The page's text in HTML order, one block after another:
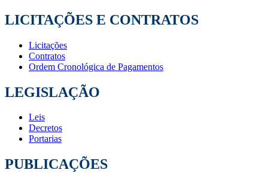
LICITAÇÕES E CONTRATOS
Licitações
Contratos
Ordem Cronológica de Pagamentos
LEGISLAÇÃO
Leis
Decretos
Portarias
PUBLICAÇÕES